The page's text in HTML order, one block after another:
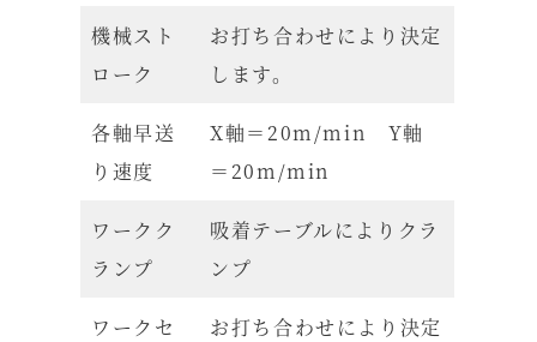
機械スト
ローク
お打ち合わせにより決定
します。
各軸早送
り速度
X軸＝20m/min Y軸
＝20m/min
ワークク
ランプ
吸着テーブルによりクラ
ンプ
ワークセ
お打ち合わせにより決定